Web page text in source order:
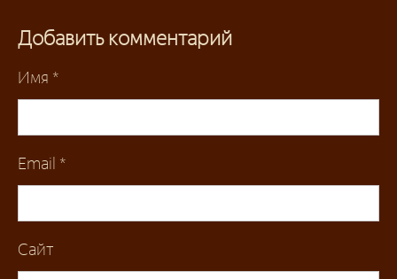
Добавить комментарий
Имя *
Email *
Сайт